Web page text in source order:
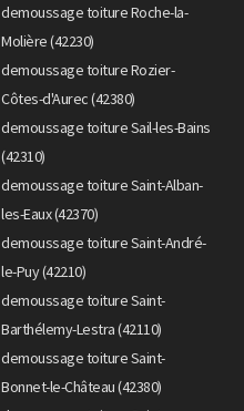
demoussage toiture Roche-la-
Molière (42230)
demoussage toiture Rozier-
Côtes-d'Aurec (42380)
demoussage toiture Sail-les-Bains
(42310)
demoussage toiture Saint-Alban-
les-Eaux (42370)
demoussage toiture Saint-André-
le-Puy (42210)
demoussage toiture Saint-
Barthélemy-Lestra (42110)
demoussage toiture Saint-
Bonnet-le-Château (42380)